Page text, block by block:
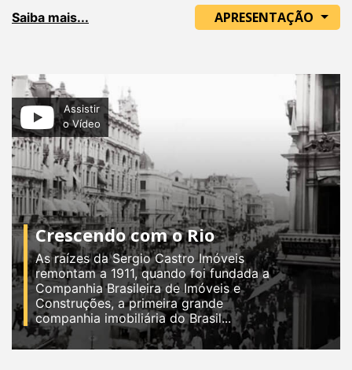
Saiba mais... APRESENTAÇÃO
Assistir
o Vídeo
Crescendo com o Rio
As raízes da Sergio Castro Imóveis
remontam a 1911, quando foi fundada a
Companhia Brasileira de Imóveis e
Construções, a primeira grande
companhia imobiliária do Brasil...